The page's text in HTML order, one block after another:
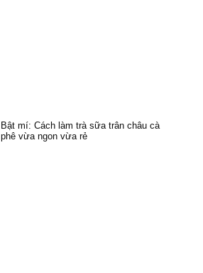
Bật mí: Cách làm trà sữa trân châu cà
phê vừa ngon vừa rẻ